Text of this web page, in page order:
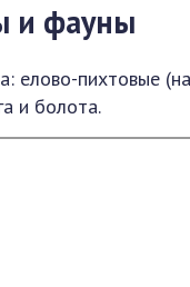
и фауны
елово-пихтовые
и болота.